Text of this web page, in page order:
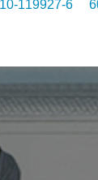
119927-6